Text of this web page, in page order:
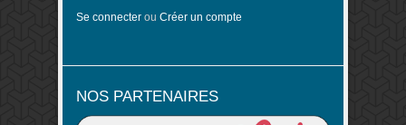
Se connecter ou Créer un compte
NOS PARTENAIRES